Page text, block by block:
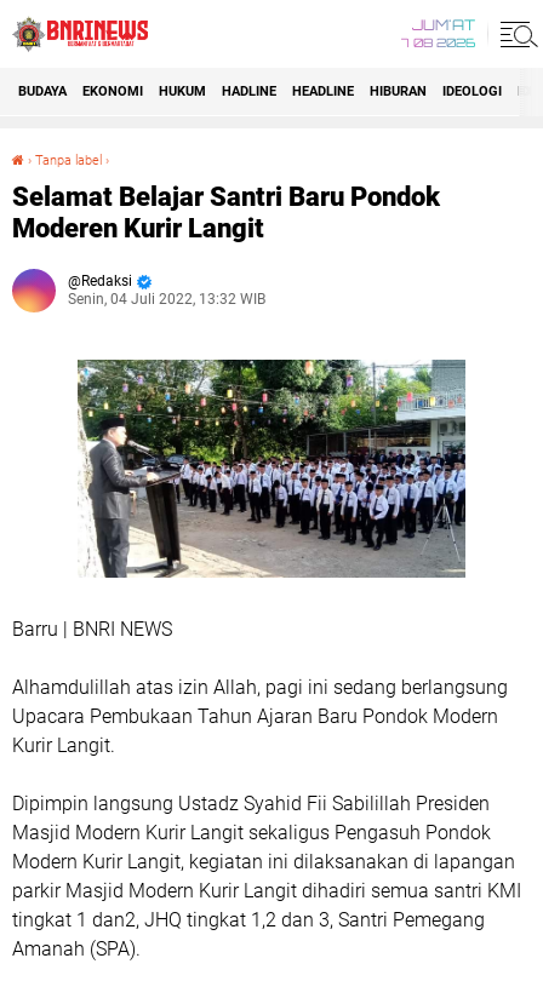
JUM'AT
7 08 2026
BUDAYA EKONOMI HUKUM HADLINE HEADLINE HIBURAN IDEOLOGI
› Tanpa label ›
Selamat Belajar Santri Baru Pondok
Moderen Kurir Langit
Redaksi
Senin, 04 Juli 2022, 13:32 WIB
Barru | BNRI NEWS
Alhamdulillah atas izin Allah, pagi ini sedang berlangsung
Upacara Pembukaan Tahun Ajaran Baru Pondok Modern
Kurir Langit.
Dipimpin langsung Ustadz Syahid Fii Sabilillah Presiden
Masjid Modern Kurir Langit sekaligus Pengasuh Pondok
Modern Kurir Langit, kegiatan ini dilaksanakan di lapangan
parkir Masjid Modern Kurir Langit dihadiri semua santri KMI
tingkat 1 dan2, JHQ tingkat 1,2 dan 3, Santri Pemegang
Amanah (SPA).